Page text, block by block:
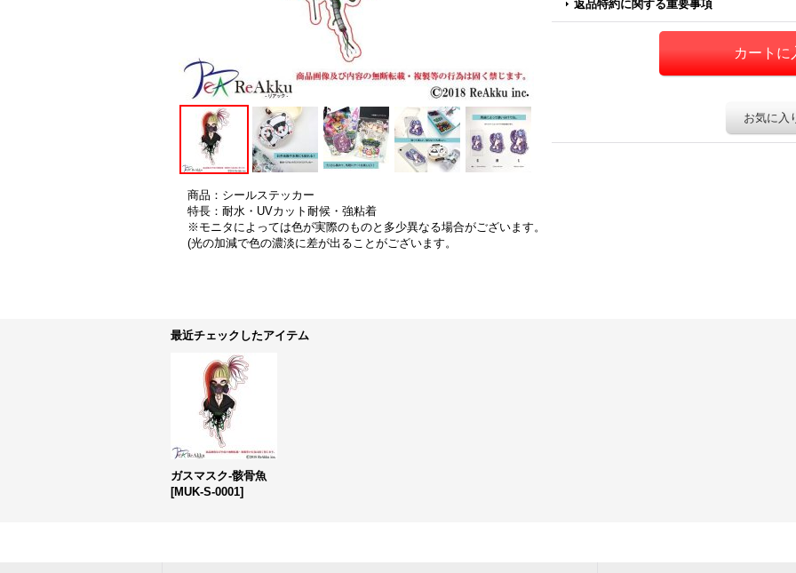
返品特約に関する重要事項
お気に入
商品：シールステッカー
特長：耐水・UVカット耐候・強粘着
※モニタによっては色が実際のものと多少異なる場合がございます。
(光の加減で色の濃淡に差が出ることがございます。
最近チェックしたアイテム
ガスマスク-骸骨魚
[MUK-S-0001]